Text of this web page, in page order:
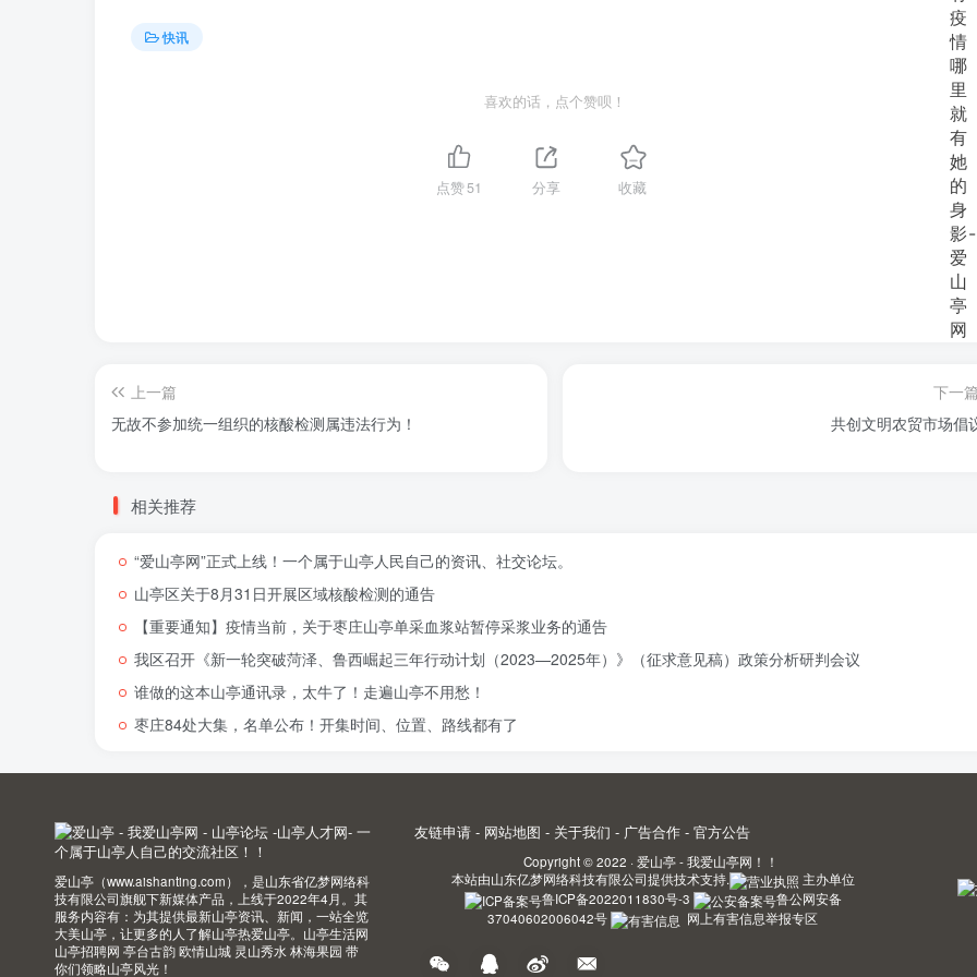
快讯
喜欢的话，点个赞呗！
点赞51 分享 收藏
上一篇
无故不参加统一组织的核酸检测属违法行为！
下一
共创文明农贸市场倡
相关推荐
“爱山亭网”正式上线！一个属于山亭人民自己的资讯、社交论坛。
山亭区关于8月31日开展区域核酸检测的通告
【重要通知】疫情当前，关于枣庄山亭单采血浆站暂停采浆业务的通告
我区召开《新一轮突破菏泽、鲁西崛起三年行动计划（2023—2025年）》（征求意见稿）政策分析研判会议
谁做的这本山亭通讯录，太牛了！走遍山亭不用愁！
枣庄84处大集，名单公布！开集时间、位置、路线都有了
爱山亭（www.aishanting.com），是山东省亿梦网络科
技有限公司旗舰下新媒体产品，上线于2022年4月。其
服务内容有：为其提供最新山亭资讯、新闻，一站全览
大美山亭，让更多的人了解山亭热爱山亭。山亭生活网
山亭招聘网 亭台古韵 欧情山城 灵山秀水 林海果园 带
你们领略山亭风光！
友链申请 - 网站地图 - 关于我们 - 广告合作 - 官方公告
Copyright © 2022 · 爱山亭 - 我爱山亭网！！
本站由山东亿梦网络科技有限公司提供技术支持.
主办单位
鲁ICP备2022011830号-3
鲁公网安备
37040602006042号
网上有害信息举报专区